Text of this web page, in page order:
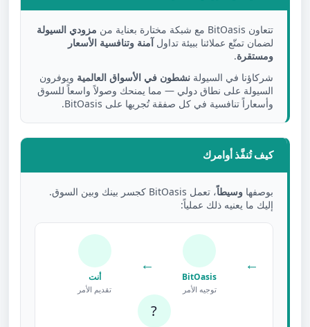
تتعاون BitOasis مع شبكة مختارة بعناية من
مزودي السيولة
لضمان تمتّع عملائنا ببيئة تداولآمنة وتنافسية الأسعار
ومستقرة.
شركاؤنا في السيولة نشطون في الأسواق العالمية ويوفرون
السيولة على نطاق دولي — مما يمنحك وصولاً واسعاً للسوق
وأسعاراً تنافسية في كل صفقة تُجريها على BitOasis.
كيف تُنفَّذ أوامرك
بوصفها وسيطاً
، تعمل BitOasis كجسر بينك وبين السوق.
إليك ما يعنيه ذلك عملياً:
أنت
تقديم الأمر
←
BitOasis
توجيه الأمر
←
?